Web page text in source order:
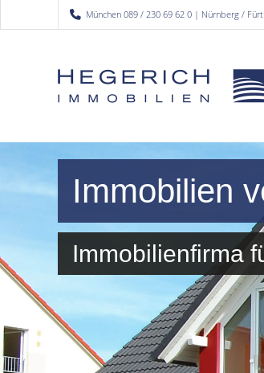
München 089 / 230 69 62 0 | Nürnberg /
Immobilien
Immobilienfirma